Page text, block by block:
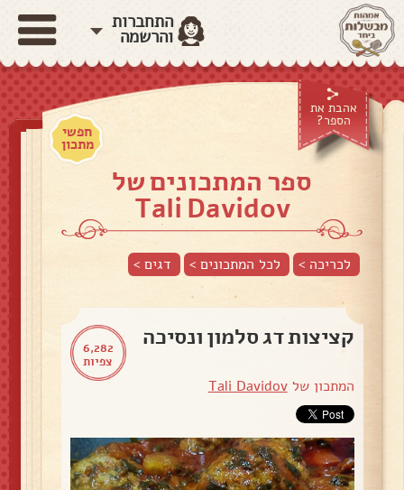
התחברות
והרשמה
אהבת את
הספר?
חפשי
מתכון
ספר המתכונים של
Tali Davidov
לכריכה > לכל המתכונים > דגים>
6,282
צפיות
קציצות דג סלמון ונסיכה
המתכון שלTali Davidov